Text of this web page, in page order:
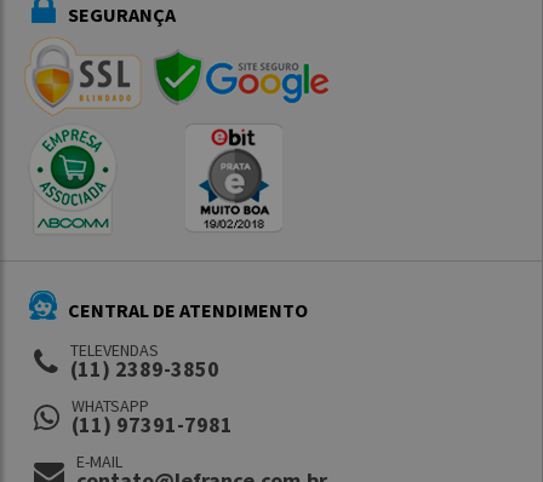
SEGURANÇA
CENTRAL DE ATENDIMENTO
TELEVENDAS
(11) 2389-3850
WHATSAPP
(11) 97391-7981
E-MAIL